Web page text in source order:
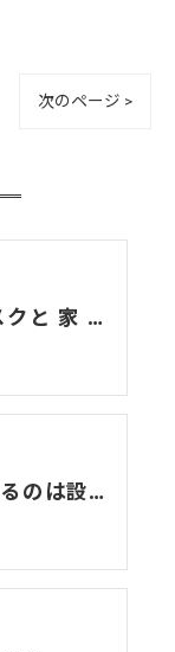
次のページ >
住宅侵入 リスクと 家 づくり
全ての鍵を握るのは設計